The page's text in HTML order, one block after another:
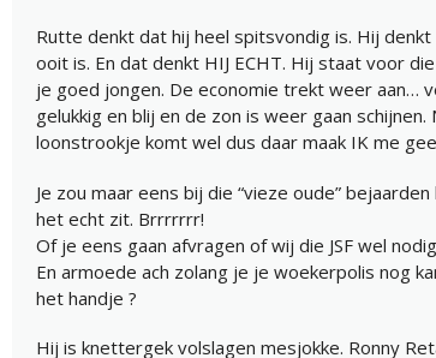
Rutte denkt dat hij heel spitsvondig is. Hij
ooit is. En dat denkt HIJ ECHT. Hij staat voor
je goed jongen. De economie trekt weer aan…
gelukkig en blij en de zon is weer gaan schijnen.
loonstrookje komt wel dus daar maak IK me
Je zou maar eens bij die “vieze oude”
het echt zit. Brrrrrrr!
Of je eens gaan afvragen of wij die JSF wel
En armoede ach zolang je je woekerpolis nog
het handje ?
Hij is knettergek volslagen mesjokke. Ronny